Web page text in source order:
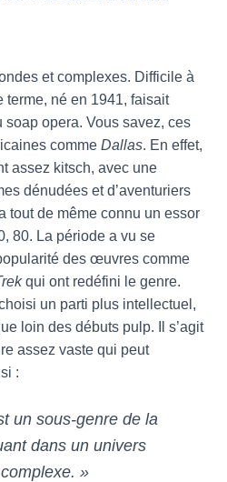
et complexes. Difficile à
terme, né en 1941, faisait
opera. Vous savez, ces
comme Dallas. En effet,
assez kitsch, avec une
dénudées et d’aventuriers
tout de même connu un essor
80. La période a vu se
des œuvres comme
qui ont redéfini le genre.
un parti plus intellectuel,
loin des débuts pulp. Il s’agit
assez vaste qui peut
:
un sous-genre de la
dans un univers
»